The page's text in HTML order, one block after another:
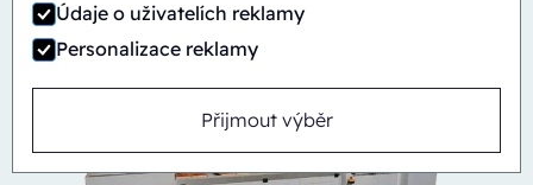
Údaje o uživatelích reklamy
Personalizace reklamy
Přijmout výběr